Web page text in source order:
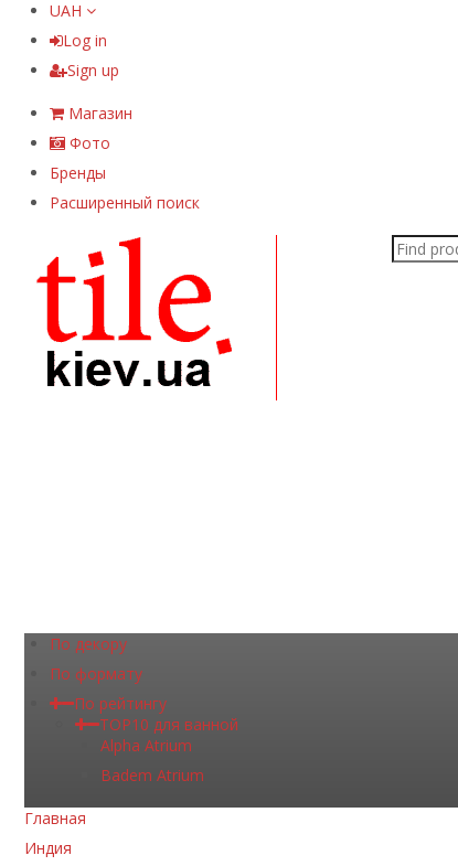
UAH
Log in
Sign up
Магазин
Фото
Бренды
Расширенный поиск
По декору
По формату
По рейтингу
TOP10 для ванной
Alpha Atrium
Badem Atrium
Главная
Индия